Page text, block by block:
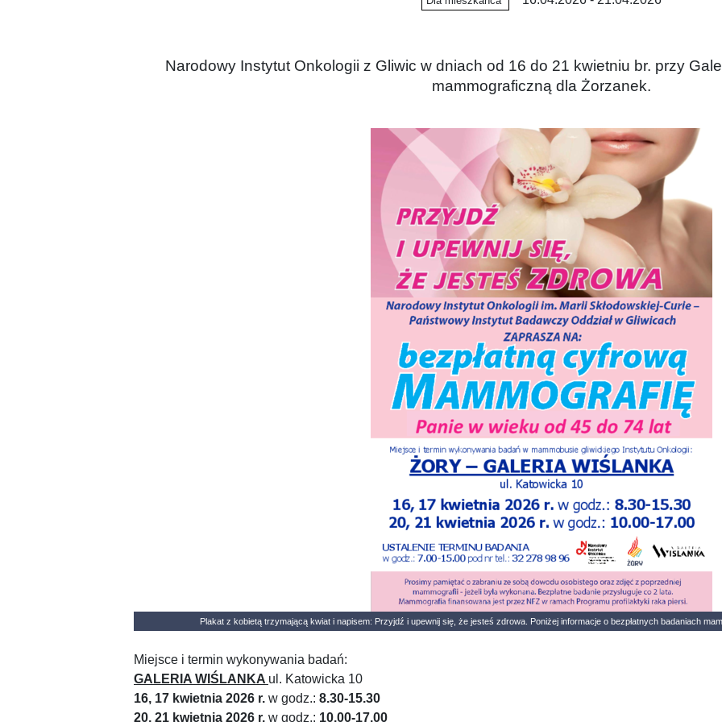
Narodowy Instytut Onkologii z Gliwic w dniach od 16 do 21 kwietniu br. przy
mammograficzną dla Żorzanek.
Plakat z kobietą trzymającą kwiat i napisem: Przyjdź i upewnij się, że jesteś zdrowa. Poniżej informacje o bezpłatnych badaniach
Miejsce i termin wykonywania badań:
GALERIA WIŚLANKA ul. Katowicka 10
16, 17 kwietnia 2026 r. w godz.: 8.30-15.30
20, 21 kwietnia 2026 r. w godz.: 10.00-17.00